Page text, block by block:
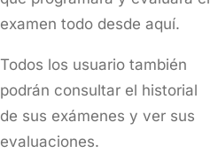
examen todo desde aquí.
Todos los usuario también
podrán consultar el historial
de sus exámenes y ver sus
evaluaciones.